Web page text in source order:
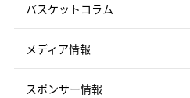
バスケットコラム
メディア情報
スポンサー情報